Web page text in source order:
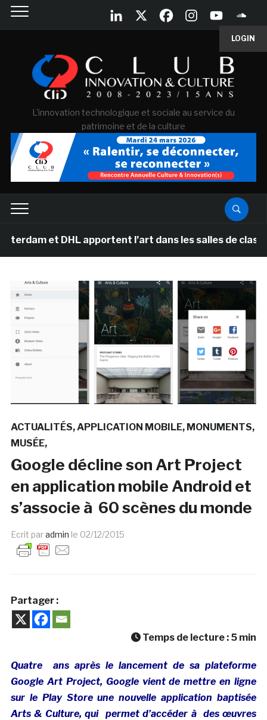
LOGIN
L'innovation technologique et sociale au service du
patrimoine et de la culture
et DHL apportent l’art dans les salles de classe des
ACTUALITÉS APPLICATION MOBILE MONUMENTS
MUSÉE
Google décline son Art Project
en application mobile Android et
s’associe à 60 scènes du monde
Ecrit paradmin le 02/12/2015
Partager :
Temps de lecture : 5 min
Quatre ans après le lancement de sa plateforme
Google Art Project, Google vient de mettre en ligne
sur le Play Store une nouvelle application baptisée
Arts & Culture, qui permet d’accéder à des œuvres